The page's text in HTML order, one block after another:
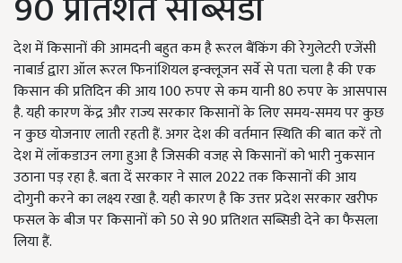
देश में किसानों की आमदनी बहुत कम है रूरल बैंकिंग की रेगुलेटरी एजेंसी
नाबार्ड द्वारा ऑल रूरल फिनांशियल इन्क्लूजन सर्वे से पता चला है की एक
किसान की प्रतिदिन की आय 100 रुपए से कम यानी 80 रुपए के आसपास
है. यही कारण केंद्र और राज्य सरकार किसानों के लिए समय-समय पर कुछ
न कुछ योजनाए लाती रहती हैं. अगर देश की वर्तमान स्थिति की बात करें तो
देश में लॉकडाउन लगा हुआ है जिसकी वजह से किसानों को भारी नुकसान
उठाना पड़ रहा है. बता दें सरकार ने साल 2022 तक किसानों की आय
दोगुनी करने का लक्ष्य रखा है. यही कारण है कि उत्तर प्रदेश सरकार खरीफ
फसल के बीज पर किसानों को 50 से 90 प्रतिशत सब्सिडी देने का फैसला
लिया हैं.